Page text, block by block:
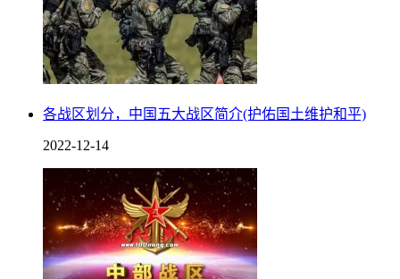
各战区划分，中国五大战区简介(护佑国土维护和平)
2022-12-14